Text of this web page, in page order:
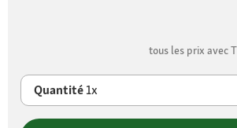
tous les prix avec
Quantité1x